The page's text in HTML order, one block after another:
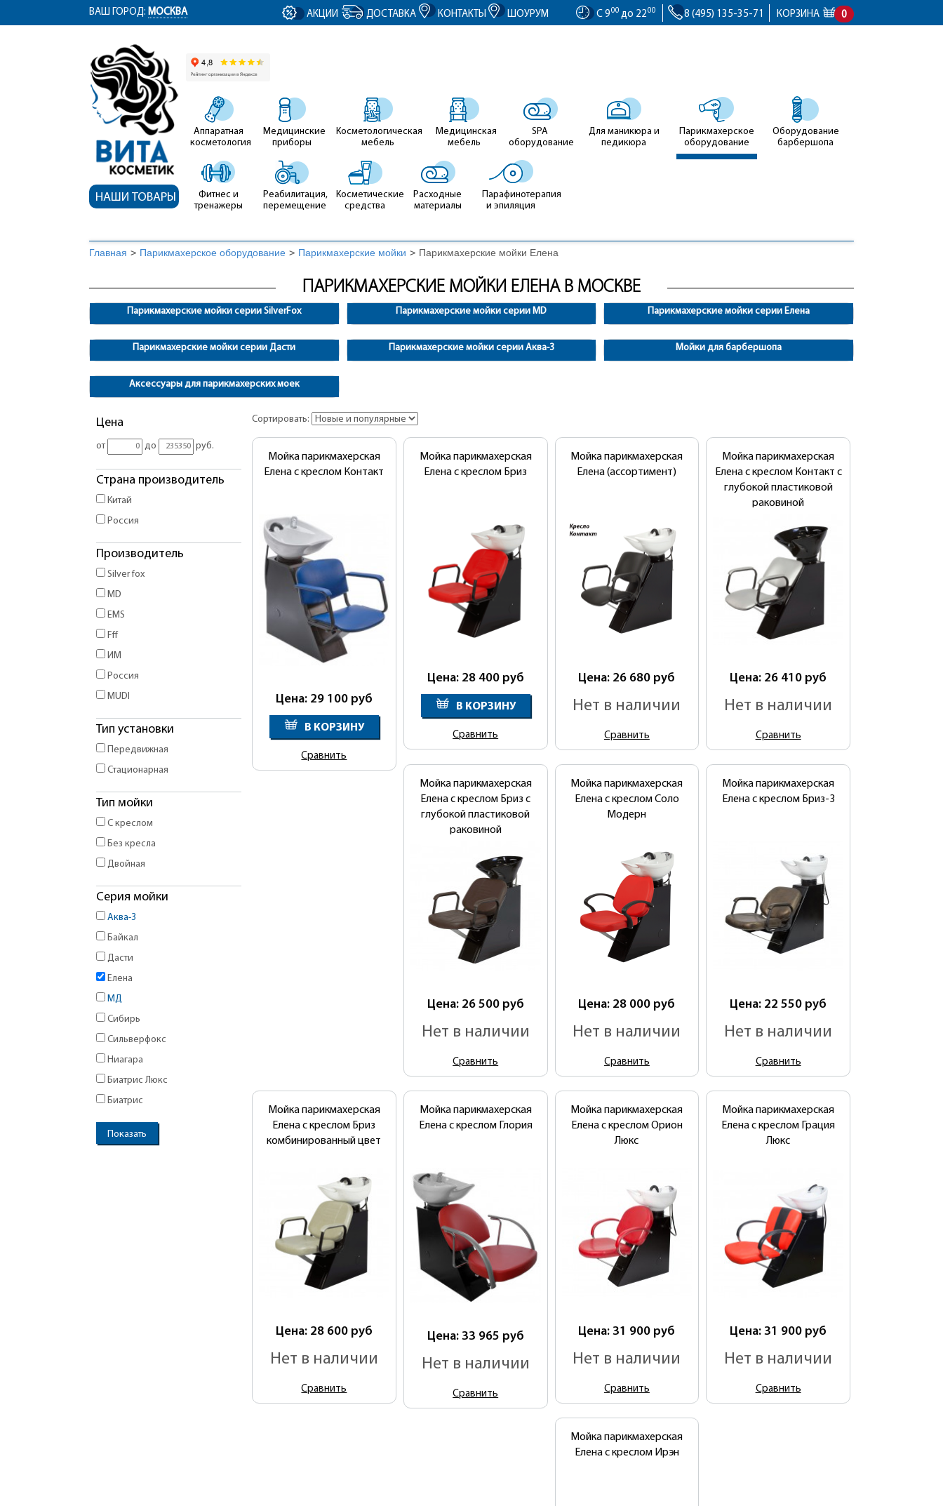
ym(12767704, 'getClientID', function(clientID) { document.getElementById('clientID').value = clientID; });
ВАШ ГОРОД: МОСКВА АКЦИИ ДОСТАВКА КОНТАКТЫ ШОУРУМ С 900 до 2200 8 (495) 135-35-71 КОРЗИНА 0
НАШИ ТОВАРЫ
Аппаратная
косметология
Медицинские
приборы
Косметологическая
мебель
Медицинская
мебель
SPA
оборудование
Для маникюра и
педикюра
Парикмахерское
оборудование
Оборудование
барбершопа
Фитнес и
тренажеры
Реабилитация,
перемещение
Косметические
средства
Расходные
материалы
Парафинотерапия
и эпиляция
Главная > Парикмахерское оборудование > Парикмахерские мойки > Парикмахерские мойки Елена
ПАРИКМАХЕРСКИЕ МОЙКИ ЕЛЕНА В МОСКВЕ
Парикмахерские мойки серии SilverFox Парикмахерские мойки серии MD Парикмахерские мойки серии Елена
Парикмахерские мойки серии Дасти Парикмахерские мойки серии Аква-3 Мойки для барбершопа
Аксессуары для парикмахерских моек
Цена
от до руб.
Страна производитель
Китай
Россия
Производитель
Silver fox
MD
EMS
Fff
ИМ
Россия
MUDI
Тип установки
Передвижная
Стационарная
Тип мойки
С креслом
Без кресла
Двойная
Серия мойки
Аква-3
Байкал
Дасти
Елена
МД
Сибирь
Сильверфокс
Ниагара
Биатрис Люкс
Биатрис
Сортировать:
Мойка парикмахерская
Елена с креслом Контакт
Цена: 29 100 руб
В КОРЗИНУ
Сравнить
Мойка парикмахерская
Елена с креслом Бриз
Цена: 28 400 руб
В КОРЗИНУ
Сравнить
Мойка парикмахерская
Елена (ассортимент)
Цена: 26 680 руб
Нет в наличии
Сравнить
Мойка парикмахерская
Елена с креслом Контакт с
глубокой пластиковой
раковиной
Цена: 26 410 руб
Нет в наличии
Сравнить
Мойка парикмахерская
Елена с креслом Бриз с
глубокой пластиковой
раковиной
Цена: 26 500 руб
Нет в наличии
Сравнить
Мойка парикмахерская
Елена с креслом Соло
Модерн
Цена: 28 000 руб
Нет в наличии
Сравнить
Мойка парикмахерская
Елена с креслом Бриз-3
Цена: 22 550 руб
Нет в наличии
Сравнить
Мойка парикмахерская
Елена с креслом Бриз
комбинированный цвет
Цена: 28 600 руб
Нет в наличии
Сравнить
Мойка парикмахерская
Елена с креслом Глория
Цена: 33 965 руб
Нет в наличии
Сравнить
Мойка парикмахерская
Елена с креслом Орион
Люкс
Цена: 31 900 руб
Нет в наличии
Сравнить
Мойка парикмахерская
Елена с креслом Грация
Люкс
Цена: 31 900 руб
Нет в наличии
Сравнить
Мойка парикмахерская
Елена с креслом Ирэн